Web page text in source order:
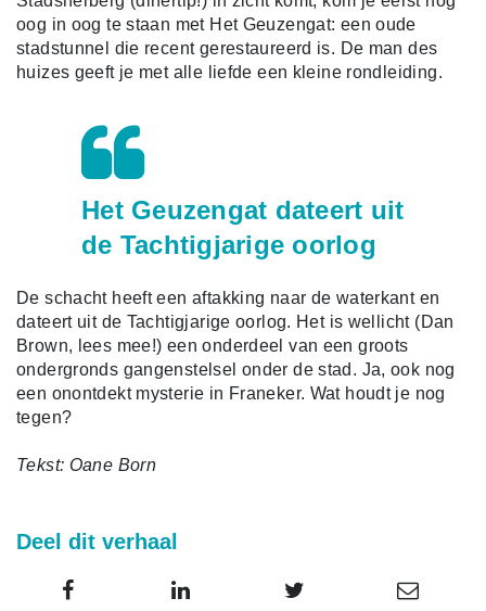
oog in oog te staan met Het Geuzengat: een oude
stadstunnel die recent gerestaureerd is. De man des
huizes geeft je met alle liefde een kleine rondleiding.
Het Geuzengat dateert uit
de Tachtigjarige oorlog
De schacht heeft een aftakking naar de waterkant en
dateert uit de Tachtigjarige oorlog. Het is wellicht (Dan
Brown, lees mee!) een onderdeel van een groots
ondergronds gangenstelsel onder de stad. Ja, ook nog
een onontdekt mysterie in Franeker. Wat houdt je nog
tegen?
Tekst: Oane Born
Deel dit verhaal